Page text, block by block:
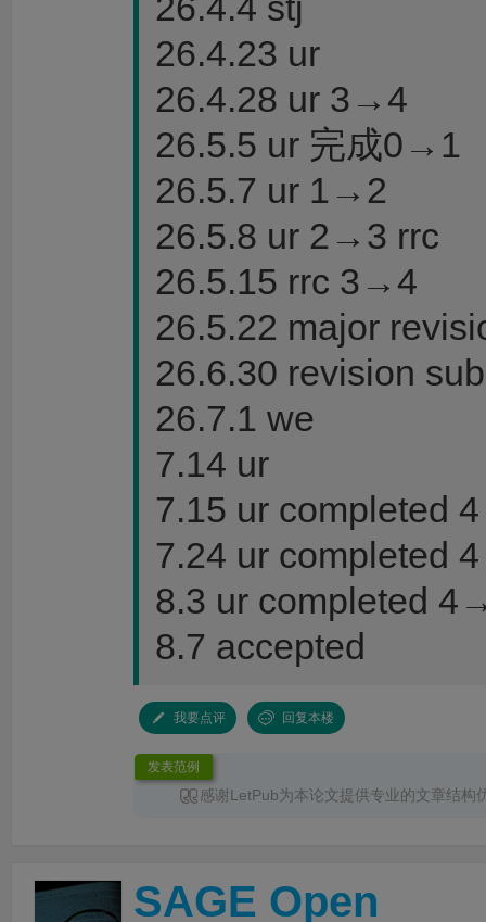
26.4.23 ur
26.4.28 ur 3→4
26.5.5 ur 完成0→1
26.5.7 ur 1→2
26.5.8 ur 2→3 rrc
26.5.15 rrc 3→4
26.5.22 major
26.6.30 revision
26.7.1 we
7.14 ur
7.15 ur completed
7.24 ur completed
8.3 ur completed
8.7 accepted
我要点评 回复本楼
发表范例
感谢LetPub为本论文提供专业的文章结构
景、材料设计思路、性能分析及机理讨论之间
清晰，论文创新点也得到了更加突出的呈现。
SAGE Open